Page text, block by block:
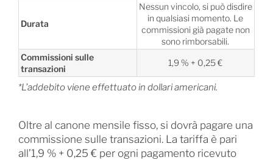
Durata
Nessun vincolo, si può disdire
in qualsiasi momento. Le
commissioni già pagate non
sono rimborsabili.
Commissioni sulle
transazioni
1,9 % + 0,25 €
*L’addebito viene effettuato in dollari americani.
Oltre al canone mensile fisso, si dovrà pagare una
commissione sulle transazioni. La tariffa è pari
all’1,9 % + 0,25 € per ogni pagamento ricevuto